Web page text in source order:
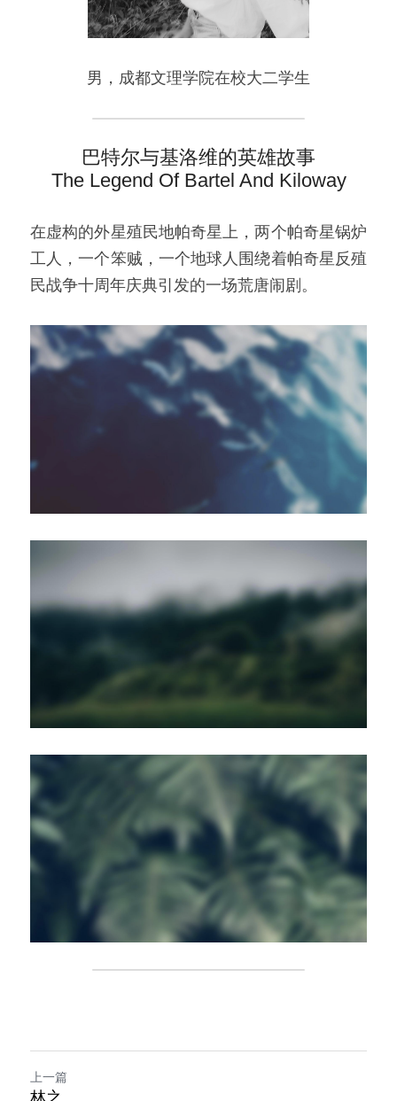
关于 / About
男，成都文理学院在校大二学生
巴特尔与基洛维的英雄故事
The Legend Of Bartel And Kiloway
在虚构的外星殖民地帕奇星上，两个帕奇星锅炉
工人，一个笨贼，一个地球人围绕着帕奇星反殖
民战争十周年庆典引发的一场荒唐闹剧。
上一篇
林之